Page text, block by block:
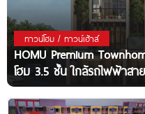
ทาวน์โฮม / ทาวน์เฮ้าส์
HOMU Premium
โฮม 3.5 ชั้น ใกล้รถไฟฟ้าสา